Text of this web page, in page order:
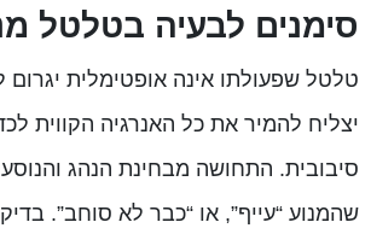
סימנים לבעיה בטלטל
טלטל שפעולתו אינה אופטימלית
יצליח להמיר את כל האנרגיה הקווית
סיבובית. התחושה מבחינת הנהג
שהמנוע “עייף”, או “כבר לא סוחב”.